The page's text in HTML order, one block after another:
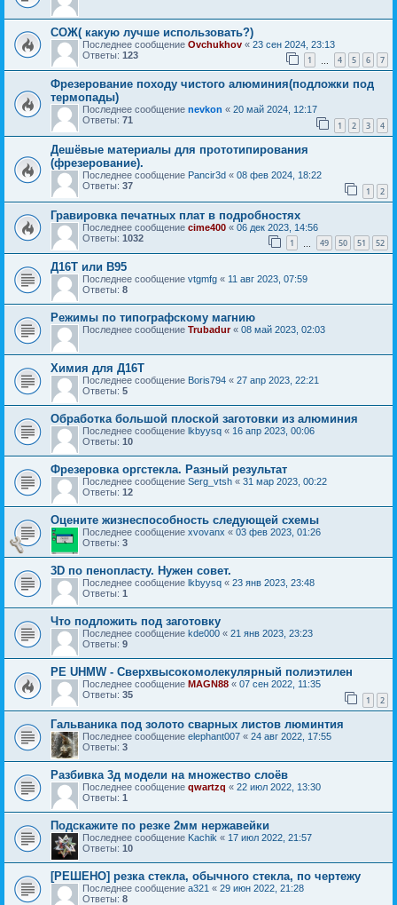
COЖ( какую лучше использовать?)
Последнее сообщение Ovchukhov « 23 сен 2024, 23:13
Ответы: 123 1 4 5 6 7
Фрезерование походу чистого алюминия(подложки под
термопады)
Последнее сообщение nevkon « 20 май 2024, 12:17
Ответы: 71 1 2 3 4
Дешёвые материалы для прототипирования
(фрезерование).
Последнее сообщение Pancir3d « 08 фев 2024, 18:22
Ответы: 37 1 2
Гравировка печатных плат в подробностях
Последнее сообщение cime400 « 06 дек 2023, 14:56
Ответы: 1032 1 49 50 51 52
Д16Т или В95
Последнее сообщение vtgmfg « 11 авг 2023, 07:59
Ответы: 8
Режимы по типографскому магнию
Последнее сообщение Trubadur« 08 май 2023, 02:03
Химия для Д16Т
Последнее сообщение Boris794 « 27 апр 2023, 22:21
Ответы: 5
Обработка большой плоской заготовки из алюминия
Последнее сообщение lkbyysq « 16 апр 2023, 00:06
Ответы: 10
Фрезеровка оргстекла. Разный результат
Последнее сообщение Serg_vtsh « 31 мар 2023, 00:22
Ответы: 12
Оцените жизнеспособность следующей схемы
Последнее сообщение xvovanx « 03 фев 2023, 01:26
Ответы: 3
3D по пенопласту. Нужен совет.
Последнее сообщение lkbyysq « 23 янв 2023, 23:48
Ответы: 1
Что подложить под заготовку
Последнее сообщение kde000 « 21 янв 2023, 23:23
Ответы: 9
PE UHMW - Сверхвысокомолекулярный полиэтилен
Последнее сообщение MAGN88 « 07 сен 2022, 11:35
Ответы: 35 1 2
Гальваника под золото сварных листов люминтия
Последнее сообщение elephant007 « 24 авг 2022, 17:55
Ответы: 3
Разбивка 3д модели на множество слоёв
Последнее сообщение qwartzq « 22 июл 2022, 13:30
Ответы: 1
Подскажите по резке 2мм нержавейки
Последнее сообщение Kachik « 17 июл 2022, 21:57
Ответы: 10
[РЕШЕНО] резка стекла, обычного стекла, по чертежу
Последнее сообщение a321 « 29 июн 2022, 21:28
Ответы: 8